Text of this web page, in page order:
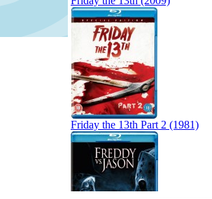
Friday the 13th Part 2 (1981)